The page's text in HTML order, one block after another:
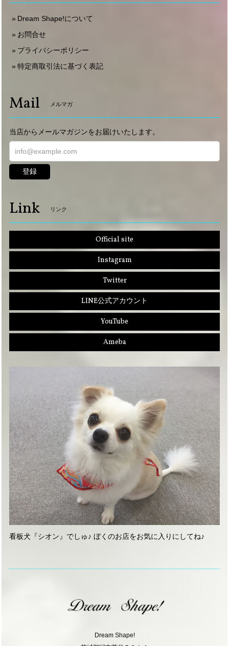
Dream Shape!について
お問合せ
プライバシーポリシー
特定商取引法に基づく表記
Mail メルマガ
当店からメールマガジンをお届けいたします。
登録
Link リンク
Official site
Instagram
Twitter
LINE公式アカウント
YouTube
Ameba
看板犬『シオン』でしゅ♪ ぼくのお店をお気に入りにしてね♪
Dream Shape!